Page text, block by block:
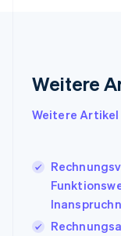
Weitere
Weitere Artikel
Indien
Irland
ItalianoEnglish
Japan
English
Kanada
English Français